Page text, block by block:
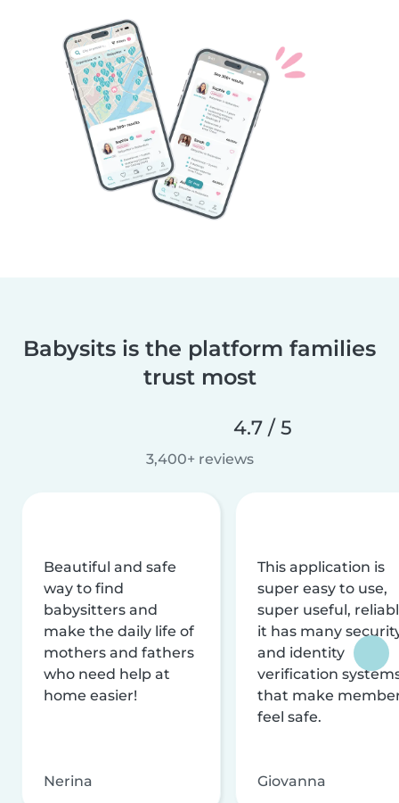
Babysits is the platform families
trust most
4.7 / 5
3,400+ reviews
Beautiful and safe
way to find
babysitters and
make the daily life of
mothers and fathers
who need help at
home easier!
Nerina
This application is
super easy to use,
super useful,
it has many
and identity
verification
that make
feel safe.
Giovanna